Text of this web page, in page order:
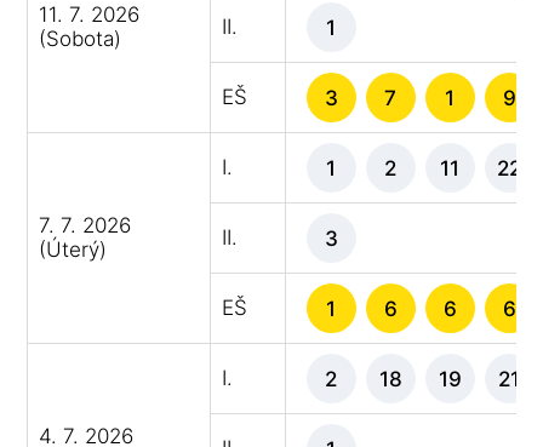
11. 7. 2026
(Sobota)
II. 1
EŠ 3 7 1 9
7. 7. 2026
(Úterý)
I. 1 2 11 22
II. 3
EŠ 1 6 6 6
4. 7. 2026
I. 2 18 19 21